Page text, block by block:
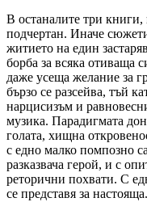
В останалите три книги,
подчертан. Иначе
житието на един
борба за всяка отиваща
даже усеща желание за
бързо се разсейва, тъй
нарцисизъм и
музика. Парадигмата
голата, хищна
с едно малко помпозно
разказвача герой, и с
реторични похвати. С
се представя за настояща.